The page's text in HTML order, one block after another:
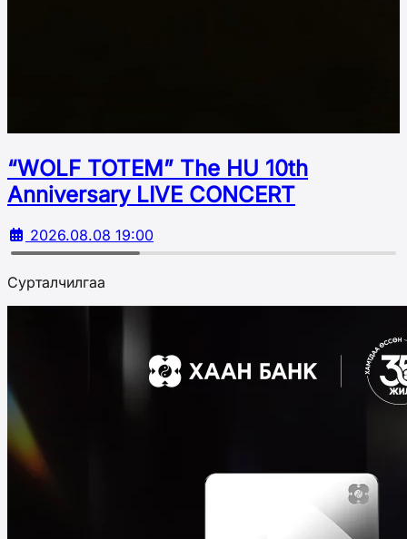
“WOLF TOTEM” The HU 10th
Аnniversary LIVE CONCERT
2026.08.08 19:00
Сурталчилгаа